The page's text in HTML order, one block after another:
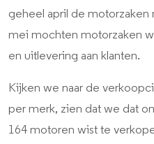
geheel april de motorzaken
mei mochten motorzaken
en uitlevering aan klanten.
Kijken we naar de
per merk, zien dat we dat
164 motoren wist te